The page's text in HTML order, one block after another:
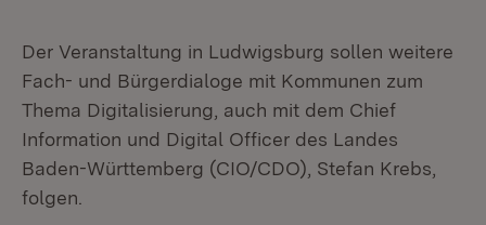
Der Veranstaltung in Ludwigsburg sollen weitere
Fach- und Bürgerdialoge mit Kommunen zum
Thema Digitalisierung, auch mit dem Chief
Information und Digital Officer des Landes
Baden-Württemberg (CIO/CDO), Stefan Krebs,
folgen.